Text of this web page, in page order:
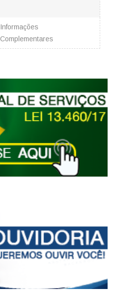
Informações
Complementares